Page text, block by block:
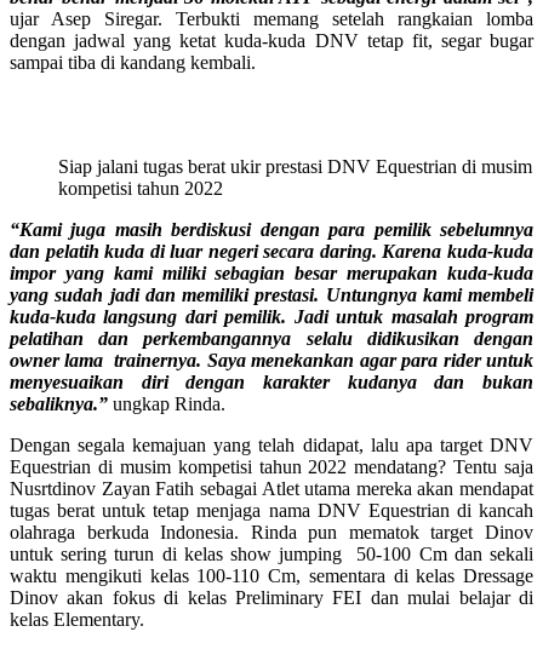
ujar Asep Siregar. Terbukti memang setelah rangkaian lomba
dengan jadwal yang ketat kuda-kuda DNV tetap fit, segar bugar
sampai tiba di kandang kembali.
Siap jalani tugas berat ukir prestasi DNV Equestrian di musim
kompetisi tahun 2022
“Kami juga masih berdiskusi dengan para pemilik sebelumnya
dan pelatih kuda di luar negeri secara daring. Karena kuda-kuda
impor yang kami miliki sebagian besar merupakan kuda-kuda
yang sudah jadi dan memiliki prestasi. Untungnya kami membeli
kuda-kuda langsung dari pemilik. Jadi untuk masalah program
pelatihan dan perkembangannya selalu didikusikan dengan
owner lama trainernya. Saya menekankan agar para rider untuk
menyesuaikan diri dengan karakter kudanya dan bukan
sebaliknya.” ungkap Rinda.
Dengan segala kemajuan yang telah didapat, lalu apa target DNV
Equestrian di musim kompetisi tahun 2022 mendatang? Tentu saja
Nusrtdinov Zayan Fatih sebagai Atlet utama mereka akan mendapat
tugas berat untuk tetap menjaga nama DNV Equestrian di kancah
olahraga berkuda Indonesia. Rinda pun mematok target Dinov
untuk sering turun di kelas show jumping 50-100 Cm dan sekali
waktu mengikuti kelas 100-110 Cm, sementara di kelas Dressage
Dinov akan fokus di kelas Preliminary FEI dan mulai belajar di
kelas Elementary.